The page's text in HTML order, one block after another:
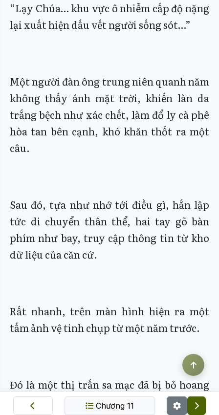
“Lạy Chúa… khu vực ô nhiễm cấp độ nặng
lại xuất hiện dấu vết người sống sót…”
Một người đàn ông trung niên quanh năm
không thấy ánh mặt trời, khiến làn da
trắng bệch như xác chết, làm đổ ly cà phê
hòa tan bên cạnh, khó khăn thốt ra một
câu.
Sau đó, tựa như nhớ tới điều gì, hắn lập
tức di chuyển thân thể, hai tay gõ bàn
phím như bay, truy cập thông tin từ kho
dữ liệu của căn cứ.
Rất nhanh, trên màn hình hiện ra một
tấm ảnh vệ tinh chụp từ một năm trước.
Đó là một thị trấn sa mạc đã bị bỏ hoang
từ lâu.
Chương 11